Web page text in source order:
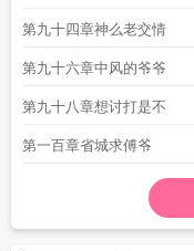
第九十四章神么老交情
第九十六章中风的爷爷
第九十八章想讨打是不
第一百章省城求傅爷